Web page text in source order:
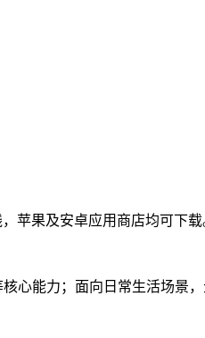
苹果及安卓应用商店均可下载
能力；面向日常生活场景